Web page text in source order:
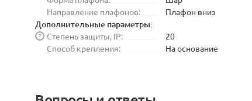
Направление плафонов:
Плафон вниз
Дополнительные параметры:
Степень защиты, IP:
?
20
Способ крепления:
На основание